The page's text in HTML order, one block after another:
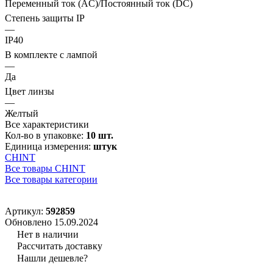
Переменный ток (AC)/Постоянный ток (DC)
Степень защиты IP
—
IP40
В комплекте с лампой
—
Да
Цвет линзы
—
Желтый
Все характеристики
Кол-во в упаковке: 10 шт.
Единица измерения: штук
CHINT
Все товары CHINT
Все товары категории
Артикул: 592859
Обновлено 15.09.2024
Нет в наличии
Рассчитать доставку
Нашли дешевле?